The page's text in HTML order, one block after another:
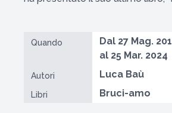
Quando
Dal 27 Mag.
al 25 Mar. 2024
Autori Luca Baù
Libri Bruci-amo